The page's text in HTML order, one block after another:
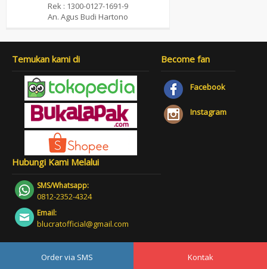
Order via SMS Kontak
Rek : 1300-0127-1691-9
An. Agus Budi Hartono
Temukan kami di Become fan
Facebook
Instagram
Hubungi Kami Melalui
SMS/Whatsapp:
0812-2352-4324
Email:
blucratofficial@gmail.com
© Copyright 2020 - Blucrat - All rights reserved.